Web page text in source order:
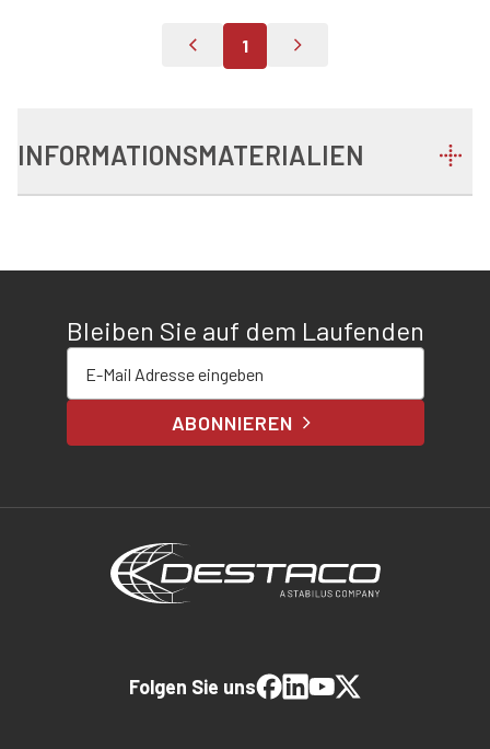
Zur Vorigen Seite
1 Zur Nächsten Seite
INFORMATIONSMATERIALIEN
Bleiben Sie auf dem Laufenden
ABONNIEREN
Folgen Sie uns